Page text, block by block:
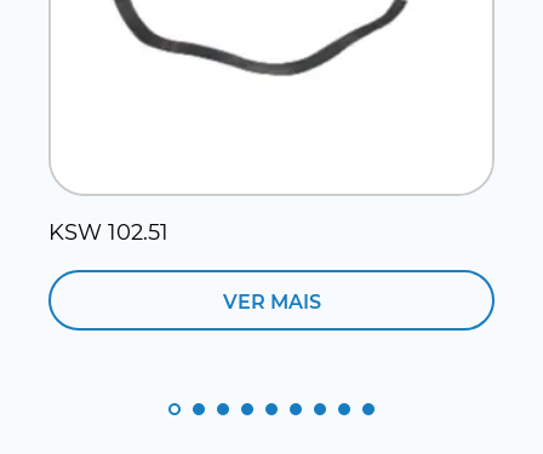
KSW 102.51
VER MAIS